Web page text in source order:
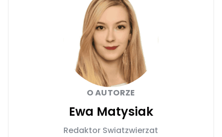
O AUTORZE
Ewa Matysiak
Redaktor Swiatzwierzat